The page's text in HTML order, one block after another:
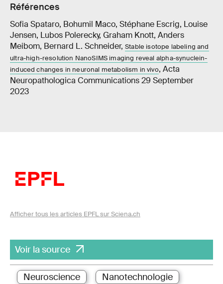
Références
Sofia Spataro, Bohumil Maco, Stéphane Escrig, Louise
Jensen, Lubos Polerecky, Graham Knott, Anders
Meibom, Bernard L. Schneider, Stable isotope labeling and
ultra-high-resolution NanoSIMS imaging reveal alpha-synuclein-
induced changes in neuronal metabolism in vivo, Acta
Neuropathologica Communications 29 September
2023
Afficher tous les articles EPFL sur Sciena.ch
Voir la source
Neuroscience
Nanotechnologie